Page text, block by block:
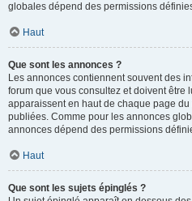
globales dépend des permissions
Haut
Que sont les annonces ?
Les annonces contiennent souvent des
forum que vous consultez et doivent
apparaissent en haut de chaque page
publiées. Comme pour les annonces
annonces dépend des permissions
Haut
Que sont les sujets épinglés ?